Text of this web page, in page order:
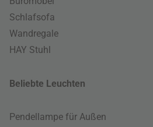
Schlafsofa
Wandregale
HAY Stuhl
Beliebte Leuchten
Pendellampe für Außen